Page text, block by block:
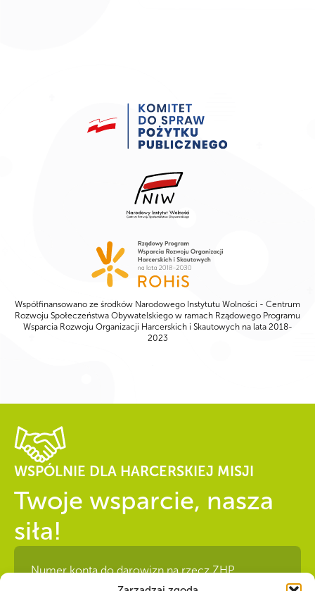
Współfinansowano ze środków Narodowego Instytutu Wolności - Centrum
Rozwoju Społeczeństwa Obywatelskiego w ramach Rządowego Programu
Wsparcia Rozwoju Organizacji Harcerskich i Skautowych na lata 2018-
2023
WSPÓLNIE DLA HARCERSKIEJ MISJI
Twoje wsparcie, nasza
siła!
Numer konta do darowizn na rzecz ZHP